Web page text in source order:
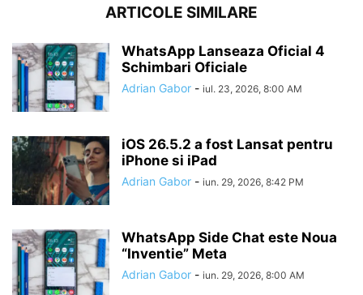
ARTICOLE SIMILARE
WhatsApp Lanseaza Oficial 4
Schimbari Oficiale
Adrian Gabor - iul. 23, 2026, 8:00 AM
iOS 26.5.2 a fost Lansat pentru
iPhone si iPad
Adrian Gabor - iun. 29, 2026, 8:42 PM
WhatsApp Side Chat este Noua
“Inventie” Meta
Adrian Gabor - iun. 29, 2026, 8:00 AM